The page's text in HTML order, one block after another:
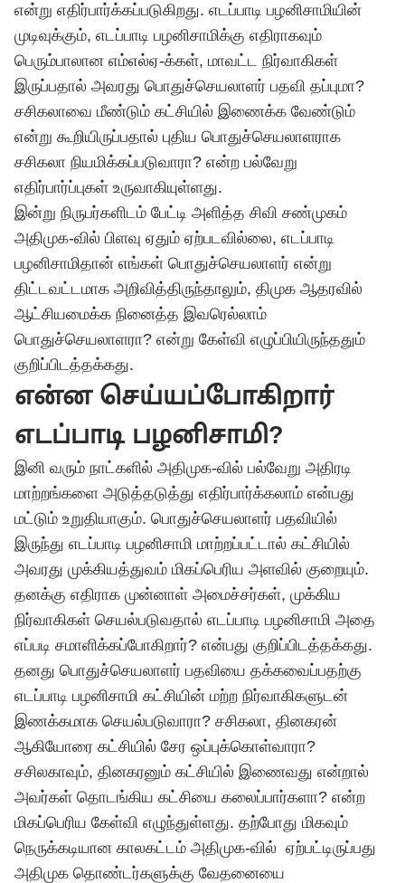
என்று எதிர்பார்க்கப்படுகிறது. எடப்பாடி பழனிசாமியின்
முடிவுக்கும், எடப்பாடி பழனிசாமிக்கு எதிராகவும்
பெரும்பாலான எம்எல்ஏ-க்கள், மாவட்ட நிர்வாகிகள்
இருப்பதால் அவரது பொதுச்செயலாளர் பதவி தப்புமா?
சசிகலாவை மீண்டும் கட்சியில் இணைக்க வேண்டும்
என்று கூறியிருப்பதால் புதிய பொதுச்செயலாளராக
சசிகலா நியமிக்கப்படுவாரா? என்ற பல்வேறு
எதிர்பார்ப்புகள் உருவாகியுள்ளது.
இன்று நிருபர்களிடம் பேட்டி அளித்த சிவி சண்முகம்
அதிமுக-வில் பிளவு ஏதும் ஏற்படவில்லை, எடப்பாடி
பழனிசாமிதான் எங்கள் பொதுச்செயலாளர் என்று
திட்டவட்டமாக அறிவித்திருந்தாலும், திமுக ஆதரவில்
ஆட்சியமைக்க நினைத்த இவரெல்லாம்
பொதுச்செயலாளரா? என்று கேள்வி எழுப்பியிருந்ததும்
குறிப்பிடத்தக்கது.
என்ன செய்யப்போகிறார்
எடப்பாடி பழனிசாமி?
இனி வரும் நாட்களில் அதிமுக-வில் பல்வேறு அதிரடி
மாற்றங்களை அடுத்தடுத்து எதிர்பார்க்கலாம் என்பது
மட்டும் உறுதியாகும். பொதுச்செயலாளர் பதவியில்
இருந்து எடப்பாடி பழனிசாமி மாற்றப்பட்டால் கட்சியில்
அவரது முக்கியத்துவம் மிகப்பெரிய அளவில் குறையும்.
தனக்கு எதிராக முன்னாள் அமைச்சர்கள், முக்கிய
நிர்வாகிகள் செயல்படுவதால் எடப்பாடி பழனிசாமி அதை
எப்படி சமாளிக்கப்போகிறார்? என்பது குறிப்பிடத்தக்கது.
தனது பொதுச்செயலாளர் பதவியை தக்கவைப்பதற்கு
எடப்பாடி பழனிசாமி கட்சியின் மற்ற நிர்வாகிகளுடன்
இணக்கமாக செயல்படுவாரா? சசிகலா, தினகரன்
ஆகியோரை கட்சியில் சேர ஒப்புக்கொள்வாரா?
சசிலகாவும், தினகரனும் கட்சியில் இணைவது என்றால்
அவர்கள் தொடங்கிய கட்சியை கலைப்பார்களா? என்ற
மிகப்பெரிய கேள்வி எழுந்துள்ளது. தற்பாேது மிகவும்
நெருக்கடியான காலகட்டம் அதிமுக-வில் ஏற்பட்டிருப்பது
அதிமுக தொண்டர்களுக்கு வேதனையை